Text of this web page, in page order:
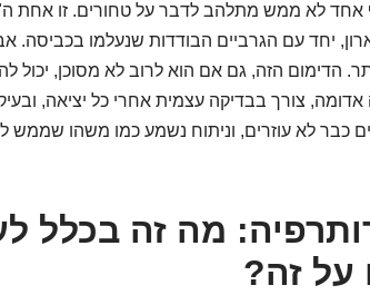
לא ממש מתלהב לדבר על טחורים. זו אחת
יחד עם הגרביים הבודדות שנעלמו
הדימום הזה, גם אם הוא לרוב לא מסוכן, יכול
צורך בבדיקה עצמית אחרי כל יציאה,
כבר לא עוזרים, וניתוח נשמע כמו משהו שממש
מה זה בכלל
על זה?